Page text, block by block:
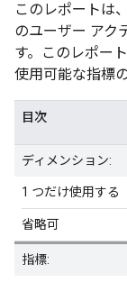
このレポートは
のユーザー アク
す。このレポー
使用可能な指標
目次
ディメンション:
1 つだけ使用する
省略可
指標: